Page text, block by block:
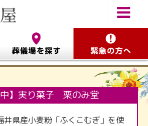
中】実り菓子 栗のみ堂
井県産小麦粉「ふくこむぎ」を使